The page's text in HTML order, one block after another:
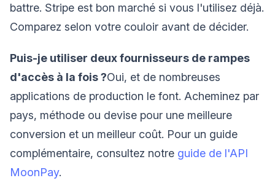
battre. Stripe est bon marché si vous l'utilisez déjà.
Comparez selon votre couloir avant de décider.
Puis-je utiliser deux fournisseurs de rampes
d'accès à la fois ?Oui, et de nombreuses
applications de production le font. Acheminez par
pays, méthode ou devise pour une meilleure
conversion et un meilleur coût. Pour un guide
complémentaire, consultez notre guide de l'API
MoonPay.